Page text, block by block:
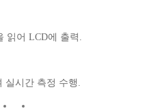
읽어 LCD에 출력.
시간 측정 수행.